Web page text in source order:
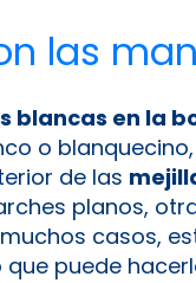
las
blancas en la
o
de las
planos,
muchos casos,
que puede